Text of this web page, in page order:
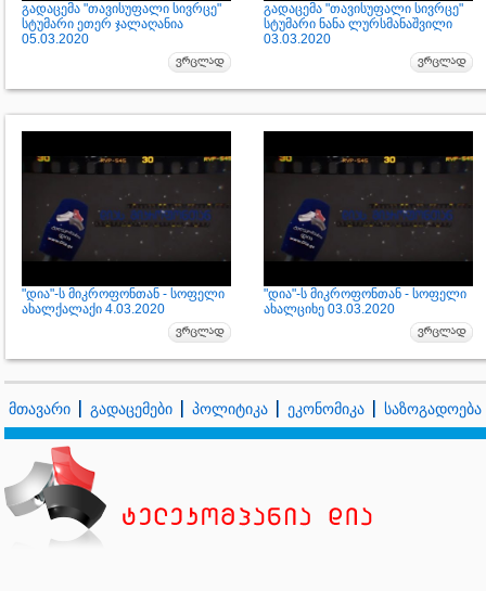
გადაცემა "თავისუფალი სივრცე"
სტუმარი ეთერ ჯალაღანია
05.03.2020
გადაცემა "თავისუფალი სივრცე"
სტუმარი ნანა ლურსმანაშვილი
03.03.2020
"დია"-ს მიკროფონთან - სოფელი
ახალქალაქი 4.03.2020
"დია"-ს მიკროფონთან - სოფელი
ახალციხე 03.03.2020
მთავარი გადაცემები პოლიტიკა ეკონომიკა საზოგადოება